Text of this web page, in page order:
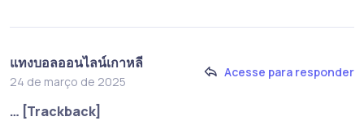
แทงบอลออนไลน์เกาหลี
24 de março de 2025
Acesse para responder
… [Trackback]